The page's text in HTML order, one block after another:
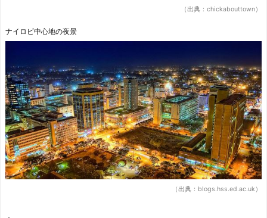
（出典：chickabouttown）
ナイロビ中心地の夜景
（出典：blogs.hss.ed.ac.uk）